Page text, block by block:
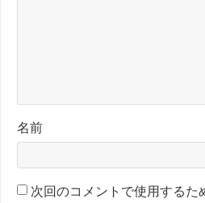
名前
次回のコメントで使用するた